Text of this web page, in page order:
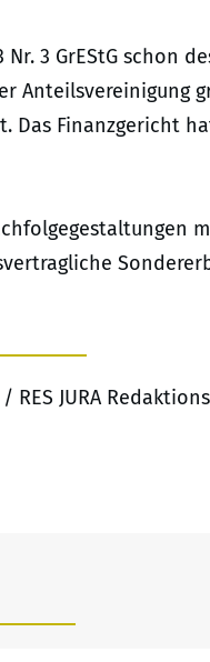
3 GrEStG schon
Anteilsvereinigung
Das Finanzgericht
RES JURA